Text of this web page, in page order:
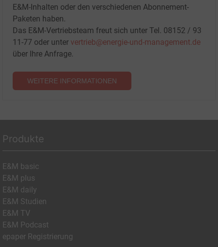
E&M-Inhalten oder den verschiedenen Abonnement-
Paketen haben.
Das E&M-Vertriebsteam freut sich unter Tel. 08152 / 93
11-77 oder unter vertrieb@energie-und-management.de
über Ihre Anfrage.
WEITERE INFORMATIONEN
Produkte
E&M basic
E&M plus
E&M daily
E&M Studien
E&M TV
E&M Podcast
epaper Registrierung